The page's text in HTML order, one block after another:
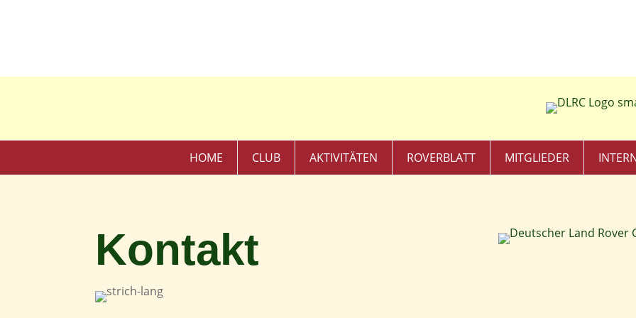
HOME CLUB AKTIVITÄTEN ROVERBLATT MITGLIEDER
Kontakt